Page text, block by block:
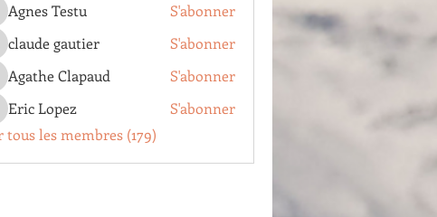
Testu
Agnes Testu S'abonner
gautier
claude gautier S'abonner
Clapaud
Agathe Clapaud S'abonner
Lopez
Eric Lopez
S'abonner
tous les membres (179)